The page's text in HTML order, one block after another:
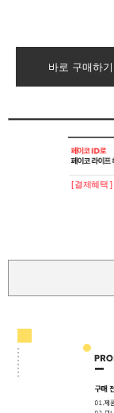
바로 구매하기
[ 결제혜택 ]